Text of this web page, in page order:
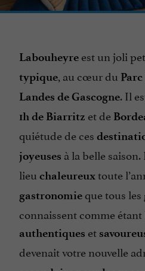
Labouheyre est un joli
typique, au cœur du
Landes de Gascogne. Il
1h de Biarritz et de
quiétude de ces
joyeuses à la belle saison.
lieu chaleureuxtoute
gastronomieque tous
connaissent comme étant
authentiques et
devenait votre nouvelle